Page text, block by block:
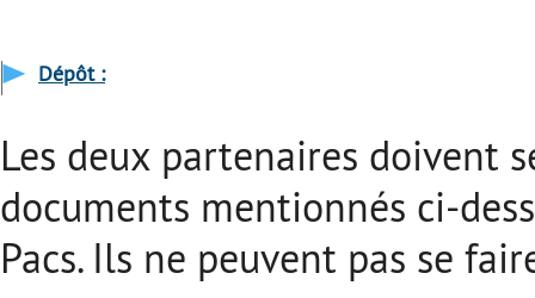
Dépôt :
Les deux partenaires doivent
documents mentionnés ci-
Pacs. Ils ne peuvent pas se